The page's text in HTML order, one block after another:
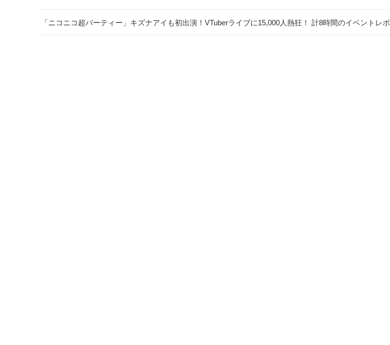
「ニコニコ超パーティー」キズナアイも初出演！VTuberライブに15,000人熱狂！ 計8時間のイベントレポ